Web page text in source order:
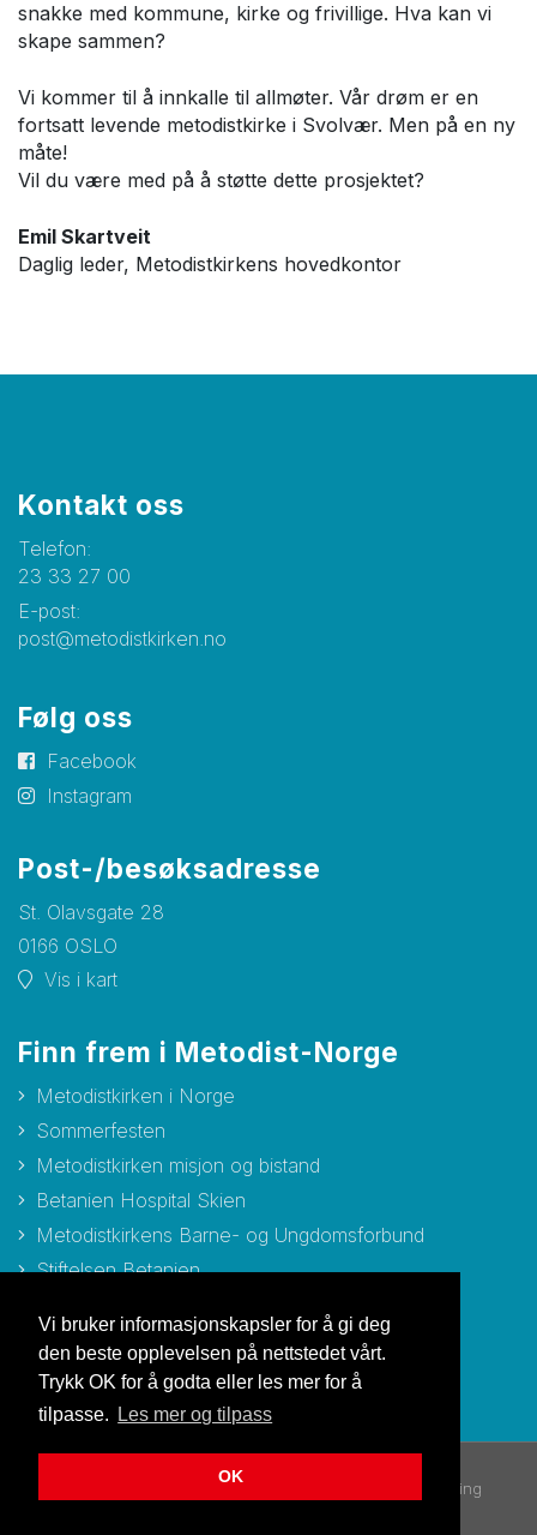
Vi bruker informasjonskapsler for å gi deg
den beste opplevelsen på nettstedet vårt.
Trykk OK for å godta eller les mer for å
tilpasse.
Les mer og tilpass
OK
snakke med kommune, kirke og frivillige. Hva kan vi
skape sammen?
Vi kommer til å innkalle til allmøter. Vår drøm er en
fortsatt levende metodistkirke i Svolvær. Men på en ny
måte!
Vil du være med på å støtte dette prosjektet?
Emil Skartveit
Daglig leder, Metodistkirkens hovedkontor
Kontakt oss
Telefon:
23 33 27 00
E-post:
post@metodistkirken.no
Følg oss
Facebook
Instagram
Post-/besøksadresse
St. Olavsgate 28
0166 OSLO
Vis i kart
Finn frem i Metodist-Norge
Metodistkirken i Norge
Sommerfesten
Metodistkirken misjon og bistand
Betanien Hospital Skien
Metodistkirkens Barne- og Ungdomsforbund
Stiftelsen Betanien
Personvernerklæring